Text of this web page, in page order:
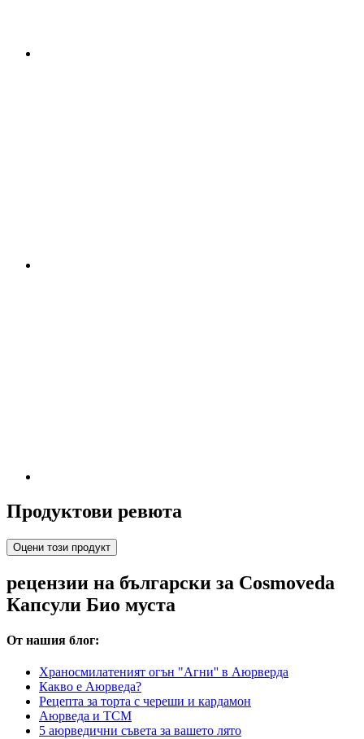
Продуктови ревюта
Оцени този продукт
рецензии на български за Cosmoveda
Капсули Био муста
От нашия блог:
Храносмилатеният огън "Агни'' в Аюрверда
Какво е Аюрведа?
Рецепта за торта с череши и кардамон
Аюрведа и TCM
5 аюрведични съвета за вашето лято